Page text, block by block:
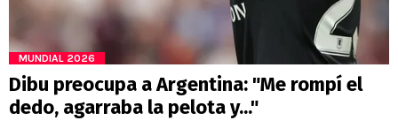
MUNDIAL 2026
Dibu preocupa a Argentina: "Me rompí el
dedo, agarraba la pelota y..."